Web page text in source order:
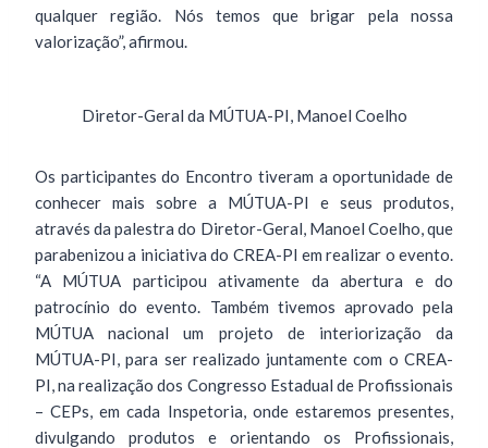
qualquer região. Nós temos que brigar pela nossa
valorização”, afirmou.
Diretor-Geral da MÚTUA-PI, Manoel Coelho
Os participantes do Encontro tiveram a oportunidade de
conhecer mais sobre a MÚTUA-PI e seus produtos,
através da palestra do Diretor-Geral, Manoel Coelho, que
parabenizou a iniciativa do CREA-PI em realizar o evento.
“A MÚTUA participou ativamente da abertura e do
patrocínio do evento. Também tivemos aprovado pela
MÚTUA nacional um projeto de interiorização da
MÚTUA-PI, para ser realizado juntamente com o CREA-
PI, na realização dos Congresso Estadual de Profissionais
– CEPs, em cada Inspetoria, onde estaremos presentes,
divulgando produtos e orientando os Profissionais,